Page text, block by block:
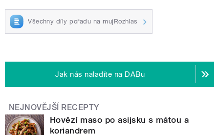
Všechny díly pořadu na mujRozhlas
Jak nás naladíte na DABu
NEJNOVĚJŠÍ RECEPTY
Hovězí maso po asijsku s mátou a
koriandrem